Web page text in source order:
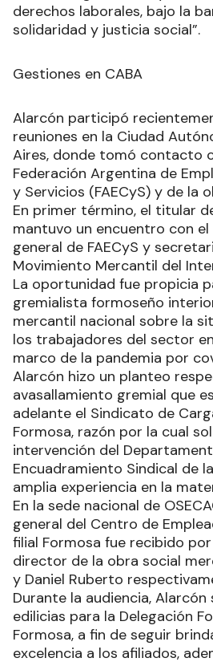
derechos laborales, bajo la
solidaridad y justicia social”.
Gestiones en CABA
Alarcón participó
reuniones en la Ciudad
Aires, donde tomó contacto
Federación Argentina de
y Servicios (FAECyS) y de la
En primer término, el titular
mantuvo un encuentro con
general de FAECyS y
Movimiento Mercantil del
La oportunidad fue propicia
gremialista formoseño
mercantil nacional sobre la
los trabajadores del sector
marco de la pandemia por
Alarcón hizo un planteo
avasallamiento gremial que
adelante el Sindicato de
Formosa, razón por la cual
intervención del
Encuadramiento Sindical de la
amplia experiencia en la
En la sede nacional de
general del Centro de
filial Formosa fue recibido
director de la obra social
y Daniel Ruberto
Durante la audiencia,
edilicias para la Delegación
Formosa, a fin de seguir
excelencia a los afiliados,